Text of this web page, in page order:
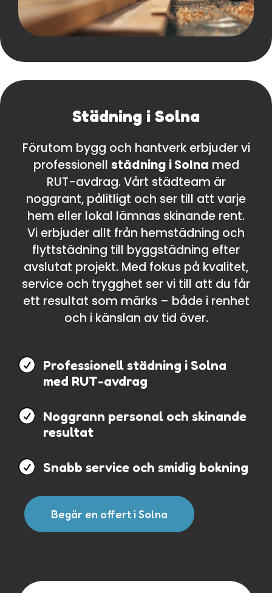
Städning i Solna
Förutom bygg och hantverk erbjuder vi
professionell städning i Solna med
RUT-avdrag. Vårt städteam är
noggrant, pålitligt och ser till att varje
hem eller lokal lämnas skinande rent.
Vi erbjuder allt från hemstädning och
flyttstädning till byggstädning efter
avslutat projekt. Med fokus på kvalitet,
service och trygghet ser vi till att du får
ett resultat som märks – både i renhet
och i känslan av tid över.
 Professionell städning i Solna
med RUT-avdrag
 Noggrann personal och skinande
resultat
 Snabb service och smidig bokning
Begär en offert i Solna